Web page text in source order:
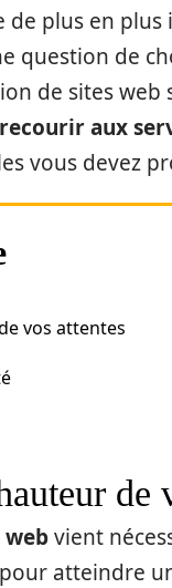
de plus en
question de
de sites web
recourir aux
vous devez
vos attentes
de
webvient
atteindre